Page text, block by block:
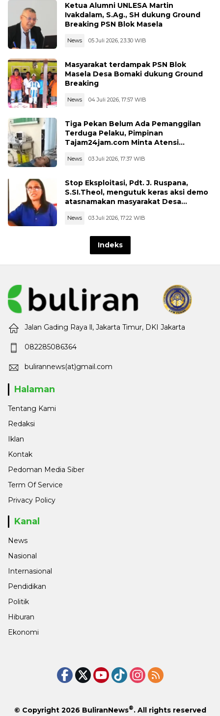
Ketua Alumni UNLESA Martin
Ivakdalam, S.Ag., SH dukung Ground
Breaking PSN Blok Masela
News 05 Juli 2026, 23:30 WIB
Masyarakat terdampak PSN Blok
Masela Desa Bomaki dukung Ground
Breaking
News 04 Juli 2026, 17:57 WIB
Tiga Pekan Belum Ada Pemanggilan
Terduga Pelaku, Pimpinan
Tajam24jam.com Minta Atensi
News 03 Juli 2026, 17:37 WIB
Stop Eksploitasi, Pdt. J. Ruspana,
S.SI.Theol, mengutuk keras aksi demo
atasnamakan masyarakat Desa
News 03 Juli 2026, 17:22 WIB
Indeks
Jalan Gading Raya ll, Jakarta Timur, DKI Jakarta
082285086364
bulirannews(at)gmail.com
Halaman
Tentang Kami
Redaksi
Iklan
Kontak
Pedoman Media Siber
Term Of Service
Privacy Policy
Kanal
News
Nasional
Internasional
Pendidikan
Politik
Hiburan
Ekonomi
© Copyright 2026 BuliranNews®. All rights reserved